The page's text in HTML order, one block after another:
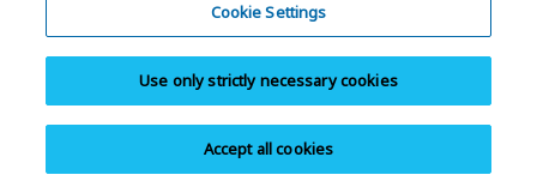
用，雖然業界以外的人士可能很少直接看到或觸碰
SSD，但其現今是支援 AI 社會和資料社會的重要裝置。
SSD 為社會和產業做出廣泛的貢獻。以下介紹隨著 IT
社會擴張，我們不斷成長、創新的 KIOXIA SSD 的歷
Cookie Settings
Use only strictly necessary cookies
Accept all cookies